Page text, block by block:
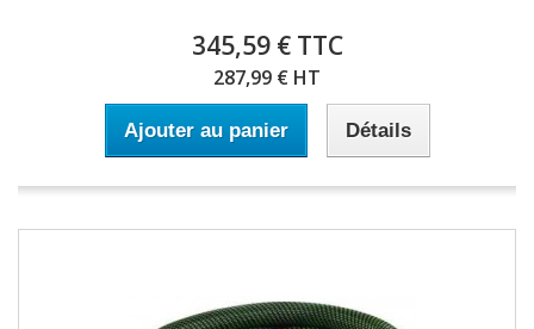
345,59 € TTC
287,99 € HT
Ajouter au panier Détails